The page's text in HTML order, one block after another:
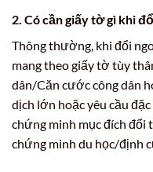
2. Có cần giấy tờ gì khi
Thông thường, khi đổi
mang theo giấy tờ tùy
dân/Căn cước công dân
dịch lớn hoặc yêu cầu
chứng minh mục đích đổi
chứng minh du học/định